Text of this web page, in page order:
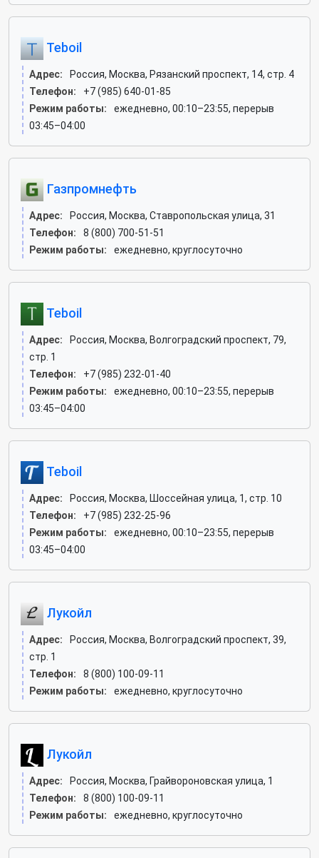
Teboil
Адрес:
Россия, Москва, Рязанский проспект, 14, стр. 4
Телефон:
+7 (985) 640-01-85
Режим работы:
ежедневно, 00:10–23:55, перерыв
03:45–04:00
Газпромнефть
Адрес:
Россия, Москва, Ставропольская улица, 31
Телефон:
8 (800) 700-51-51
Режим работы:
ежедневно, круглосуточно
Teboil
Адрес:
Россия, Москва, Волгоградский проспект, 79,
стр. 1
Телефон:
+7 (985) 232-01-40
Режим работы:
ежедневно, 00:10–23:55, перерыв
03:45–04:00
Teboil
Адрес:
Россия, Москва, Шоссейная улица, 1, стр. 10
Телефон:
+7 (985) 232-25-96
Режим работы:
ежедневно, 00:10–23:55, перерыв
03:45–04:00
Лукойл
Адрес:
Россия, Москва, Волгоградский проспект, 39,
стр. 1
Телефон:
8 (800) 100-09-11
Режим работы:
ежедневно, круглосуточно
Лукойл
Адрес:
Россия, Москва, Грайвороновская улица, 1
Телефон:
8 (800) 100-09-11
Режим работы:
ежедневно, круглосуточно